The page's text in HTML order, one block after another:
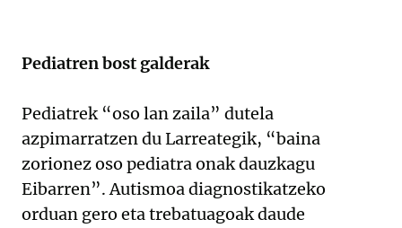
Pediatren bost galderak
Pediatrek “oso lan zaila” dutela
azpimarratzen du Larreategik, “baina
zorionez oso pediatra onak dauzkagu
Eibarren”. Autismoa diagnostikatzeko
orduan gero eta trebatuagoak daude